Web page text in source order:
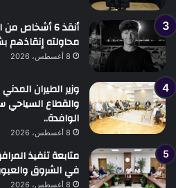
أنقذ 6 أشخاص
محاولته إنقاذهم
8 أغسطس، 2026
وزير الطيران
والقطاع السياحي
الوافدة..
8 أغسطس، 2026
متابعة تنفيذ
في الشروق
8 أغسطس، 2026